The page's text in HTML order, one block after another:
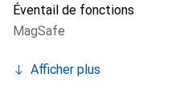
Éventail de fonctions
MagSafe
Afficher plus